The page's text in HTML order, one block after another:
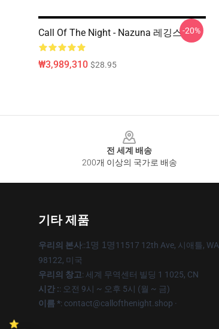
Call Of The Night - Nazuna 레깅스
₩3,989,310 $28.95
-20%
전 세계 배송
200개 이상의 국가로 배송
기타 제품
우리의 본사::1명 1명11517 12th Ave, 시애틀, WA
98122, 미국
우리의 창고: 세계 무역센터 빌딩 1 1025, CN
시간 :: 오전 9시 ~ 오후 5시 (월 ~ 금)
이름 *: contact@callofthenight.shop ·